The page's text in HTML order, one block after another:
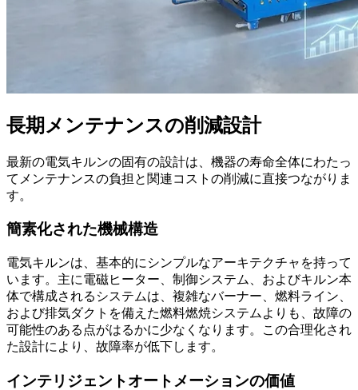
長期メンテナンスの削減設計
最新の電気キルンの固有の設計は、機器の寿命全体にわたっ
てメンテナンスの負担と関連コストの削減に直接つながりま
す。
簡素化された機械構造
電気キルンは、基本的にシンプルなアーキテクチャを持って
います。主に電磁ヒーター、制御システム、およびキルン本
体で構成されるシステムは、複雑なバーナー、燃料ライン、
および排気ダクトを備えた燃料燃焼システムよりも、故障の
可能性のある点がはるかに少なくなります。この合理化され
た設計により、故障率が低下します。
インテリジェントオートメーションの価値